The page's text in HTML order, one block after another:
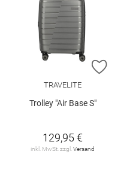
WUNSCHLISTE HINZUFÜGEN
ZUR
TRAVELITE
Trolley "Air Base S"
129,95 €
inkl. MwSt. zzgl. Versand